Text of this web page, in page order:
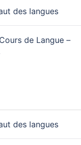
des langues
de Langue –
des langues